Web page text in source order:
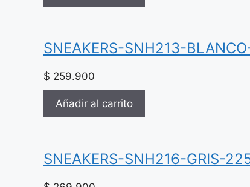
SNEAKERS-SNH213-
$ 259.900
Añadir al carrito
SNEAKERS-SNH216-GRIS-